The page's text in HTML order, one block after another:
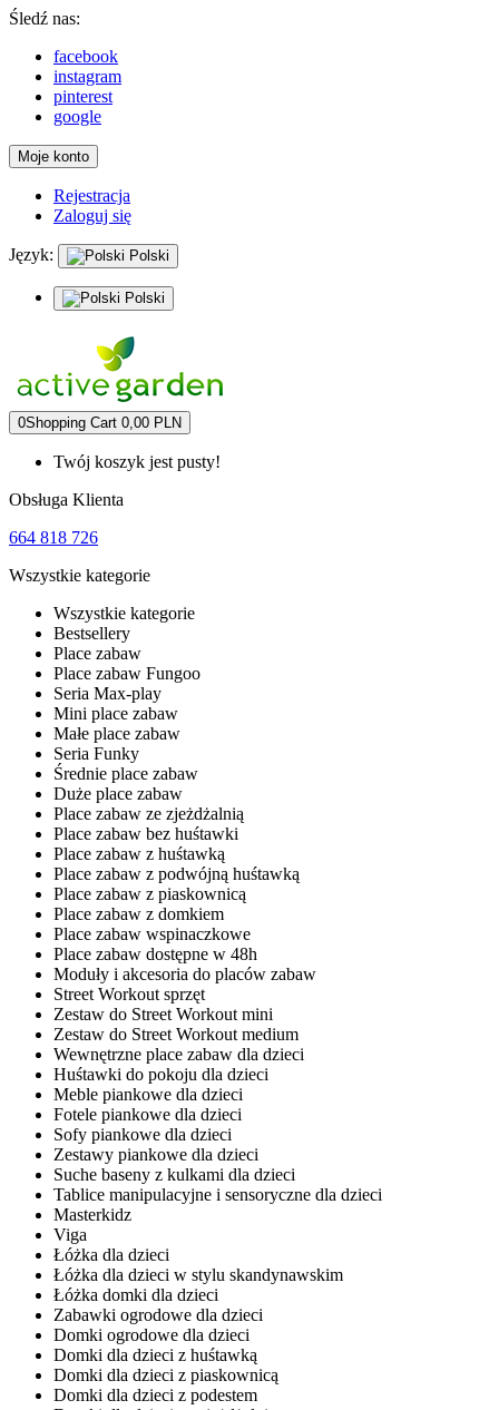
Śledź nas:
facebook
instagram
pinterest
google
Moje konto
Rejestracja
Zaloguj się
Język: Polski
Polski
0Shopping Cart 0,00 PLN
Twój koszyk jest pusty!
Obsługa Klienta
664 818 726
Wszystkie kategorie
Wszystkie kategorie
Bestsellery
Place zabaw
Place zabaw Fungoo
Seria Max-play
Mini place zabaw
Małe place zabaw
Seria Funky
Średnie place zabaw
Duże place zabaw
Place zabaw ze zjeżdżalnią
Place zabaw bez huśtawki
Place zabaw z huśtawką
Place zabaw z podwójną huśtawką
Place zabaw z piaskownicą
Place zabaw z domkiem
Place zabaw wspinaczkowe
Place zabaw dostępne w 48h
Moduły i akcesoria do placów zabaw
Street Workout sprzęt
Zestaw do Street Workout mini
Zestaw do Street Workout medium
Wewnętrzne place zabaw dla dzieci
Huśtawki do pokoju dla dzieci
Meble piankowe dla dzieci
Fotele piankowe dla dzieci
Sofy piankowe dla dzieci
Zestawy piankowe dla dzieci
Suche baseny z kulkami dla dzieci
Tablice manipulacyjne i sensoryczne dla dzieci
Masterkidz
Viga
Łóżka dla dzieci
Łóżka dla dzieci w stylu skandynawskim
Łóżka domki dla dzieci
Zabawki ogrodowe dla dzieci
Domki ogrodowe dla dzieci
Domki dla dzieci z huśtawką
Domki dla dzieci z piaskownicą
Domki dla dzieci z podestem